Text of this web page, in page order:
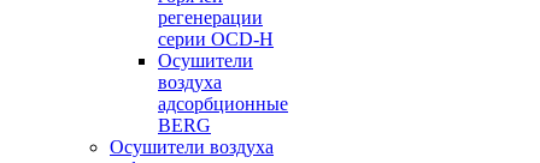
регенерации
серии OСD-H
Осушители
воздуха
адсорбционные
BERG
Осушители воздуха